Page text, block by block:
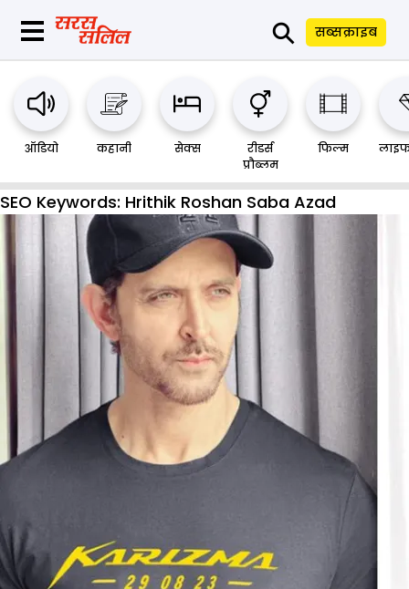
⚲ सब्सक्राइब
ऑडियो कहानी सेक्स
रीडर्स
प्रौब्लम
फिल्म
SEO Keywords: Hrithik Roshan Saba Azad